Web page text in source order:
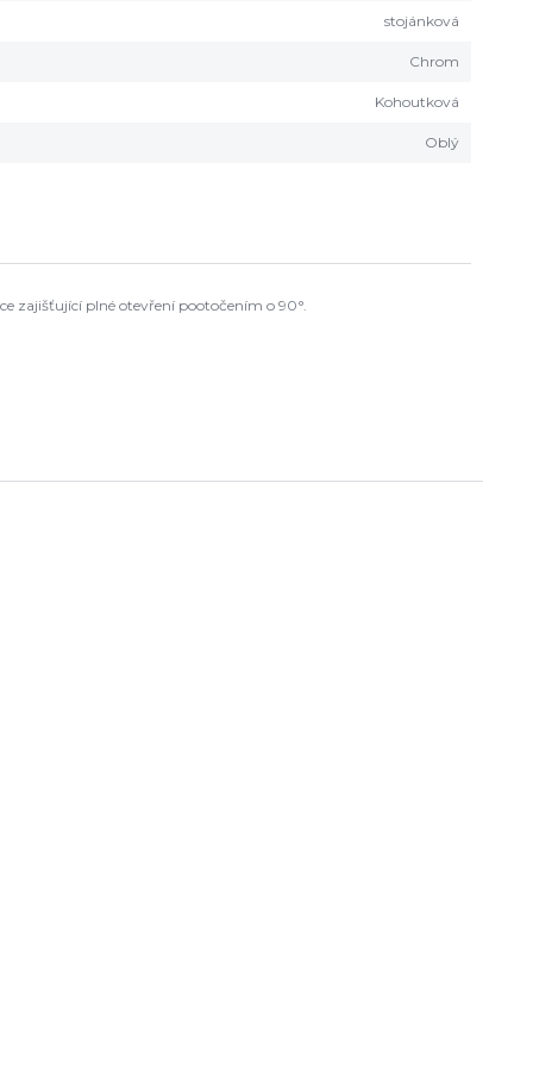
stojánková
Chrom
Kohoutková
Oblý
zajišťující plné otevření pootočením o 90°.